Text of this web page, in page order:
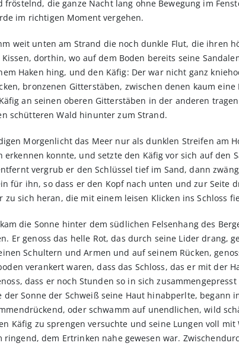
die ganze Nacht lang ohne Bewegung im
im richtigen Moment vergehen.
weit unten am Strand die noch dunkle Flut, die ihren
dorthin, wo auf dem Boden bereits seine
Haken hing, und den Käfig: Der war nicht ganz
bronzenen Gitterstäben, zwischen denen kaum
an seinen oberen Gitterstäben in der anderen
schütteren Wald hinunter zum Strand.
Morgenlicht das Meer nur als dunklen Streifen am
konnte, und setzte den Käfig vor sich auf den
vergrub er den Schlüssel tief im Sand, dann
für ihn, so dass er den Kopf nach unten und zur Seite
sich heran, die mit einem leisen Klicken ins Schloss
die Sonne hinter dem südlichen Felsenhang des
Er genoss das helle Rot, das durch seine Lider drang,
Schultern und Armen und auf seinem Rücken,
verankert waren, dass das Schloss, das er mit der
dass er noch Stunden so in sich
Sonne der Schweiß seine Haut hinabperlte, begann
oder schwamm auf unendlichen, wild
Käfig zu sprengen versuchte und seine Lungen voll
dem Ertrinken nahe gewesen war.